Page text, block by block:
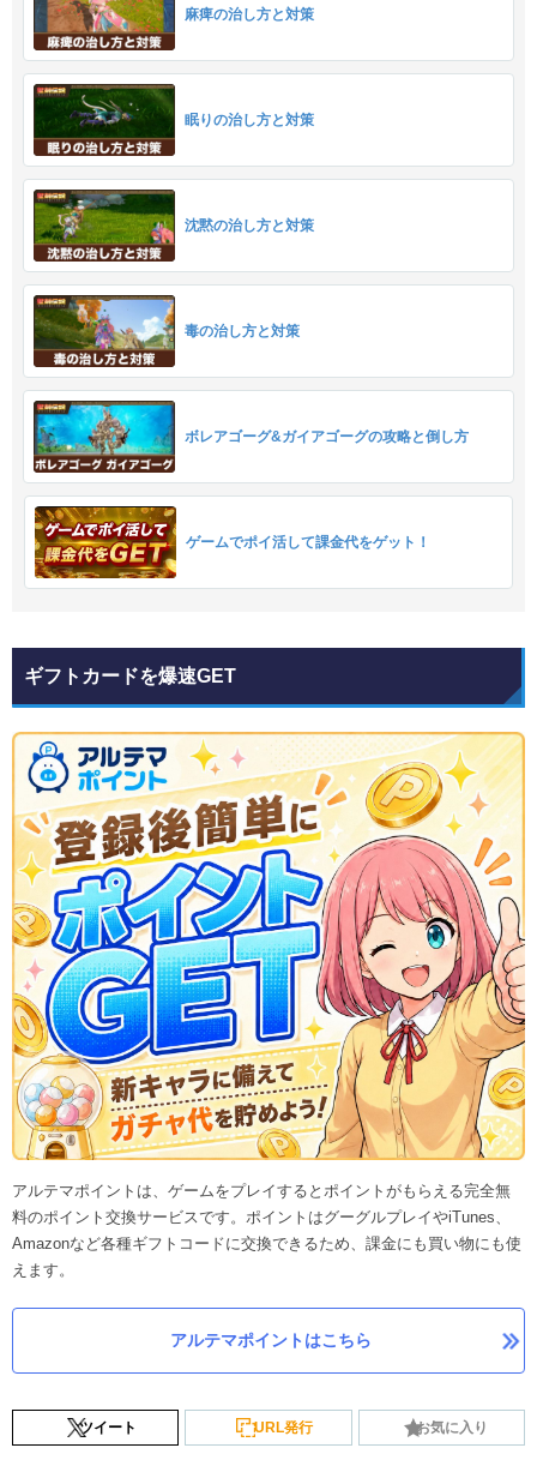
麻痺の治し方と対策
眠りの治し方と対策
沈黙の治し方と対策
毒の治し方と対策
ボレアゴーグ&ガイアゴーグの攻略と倒し方
ゲームでポイ活して課金代をゲット！
ギフトカードを爆速GET
アルテマポイントは、ゲームをプレイするとポイントがもらえる完全無
料のポイント交換サービスです。ポイントはグーグルプレイやiTunes、
Amazonなど各種ギフトコードに交換できるため、課金にも買い物にも使
えます。
アルテマポイントはこちら
ツイート URL発行 お気に入り